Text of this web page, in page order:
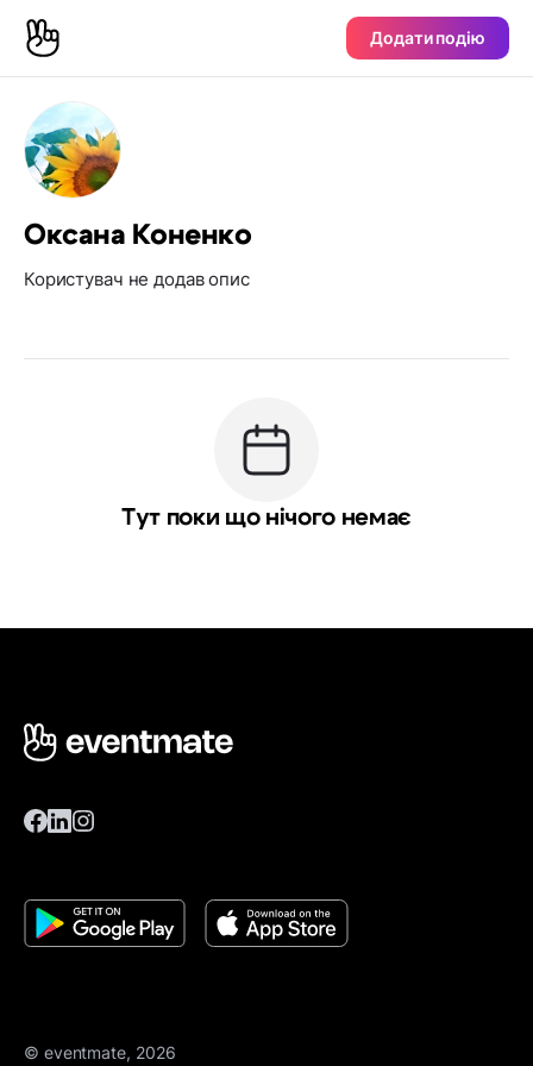
Додати подію
Оксана Коненко
Користувач не додав опис
Тут поки що нічого немає
© eventmate, 2026